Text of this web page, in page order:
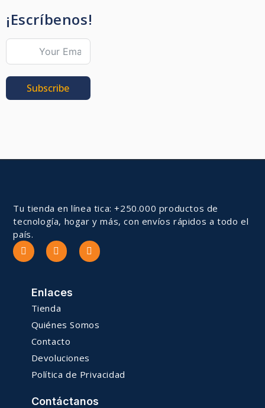
¡Escríbenos!
Subscribe
Tu tienda en línea tica: +250.000 productos de
tecnología, hogar y más, con envíos rápidos a todo el
país.
Enlaces
Tienda
Quiénes Somos
Contacto
Devoluciones
Política de Privacidad
Contáctanos